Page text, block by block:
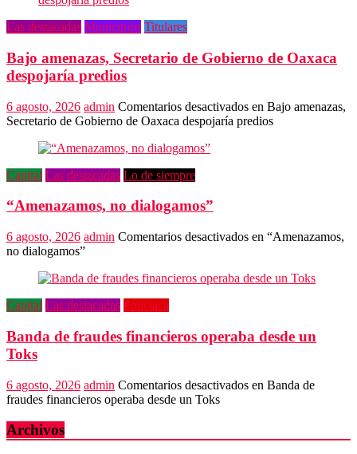
Las destacadas Municipios Titulares
Bajo amenazas, Secretario de Gobierno de Oaxaca
despojaría predios
6 agosto, 2026 admin Comentarios desactivados en Bajo amenazas,
Secretario de Gobierno de Oaxaca despojaría predios
Capital Las destacadas Lo de siempre
“Amenazamos, no dialogamos”
6 agosto, 2026 admin Comentarios desactivados en “Amenazamos,
no dialogamos”
Capital Las destacadas Policiaca
Banda de fraudes financieros operaba desde un
Toks
6 agosto, 2026 admin Comentarios desactivados en Banda de
fraudes financieros operaba desde un Toks
Archivos